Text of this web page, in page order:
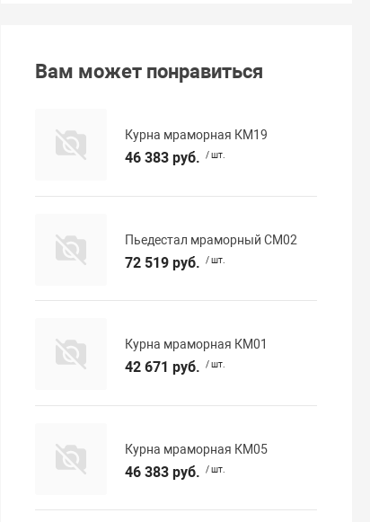
Вам может понравиться
Курна мраморная КМ19
46 383 руб. / шт.
Пьедестал мраморный СМ02
72 519 руб. / шт.
Курна мраморная КМ01
42 671 руб. / шт.
Курна мраморная КМ05
46 383 руб. / шт.